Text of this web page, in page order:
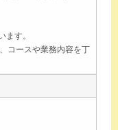
す。
コースや業務内容を丁